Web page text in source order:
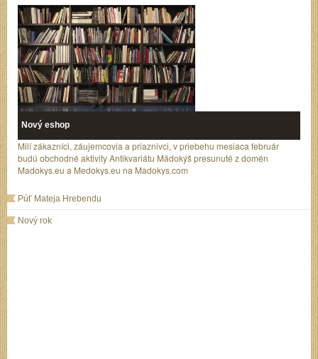
Nový eshop
Milí zákazníci, záujemcovia a priaznivci, v priebehu mesiaca február
budú obchodné aktivity Antikvariátu Mädokýš presunuté z domén
Madokys.eu a Medokys.eu na Madokys.com
Púť Mateja Hrebendu
Nový rok